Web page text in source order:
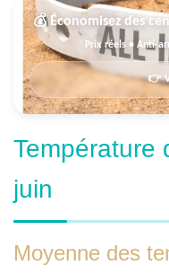
💰 Économisez des
Prix réels • Anti-
👉
Température
juin
Moyenne des